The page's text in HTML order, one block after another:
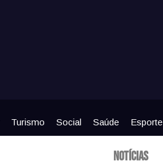
Turismo Social Saúde Esporte
Notícias